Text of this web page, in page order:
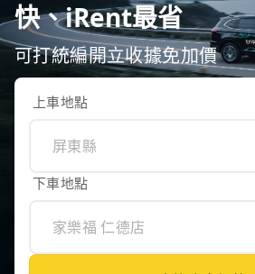
快、iRent最省
可打統編開立收據免加價
上車地點
下車地點